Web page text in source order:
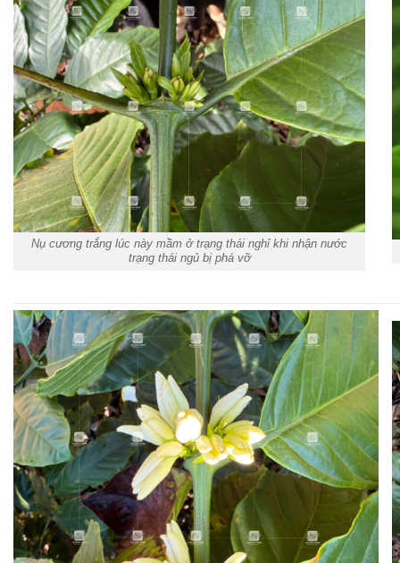
Nụ cương trắng lúc này mầm ở trạng thái nghỉ khi nhận nước
trạng thái ngủ bị phá vỡ